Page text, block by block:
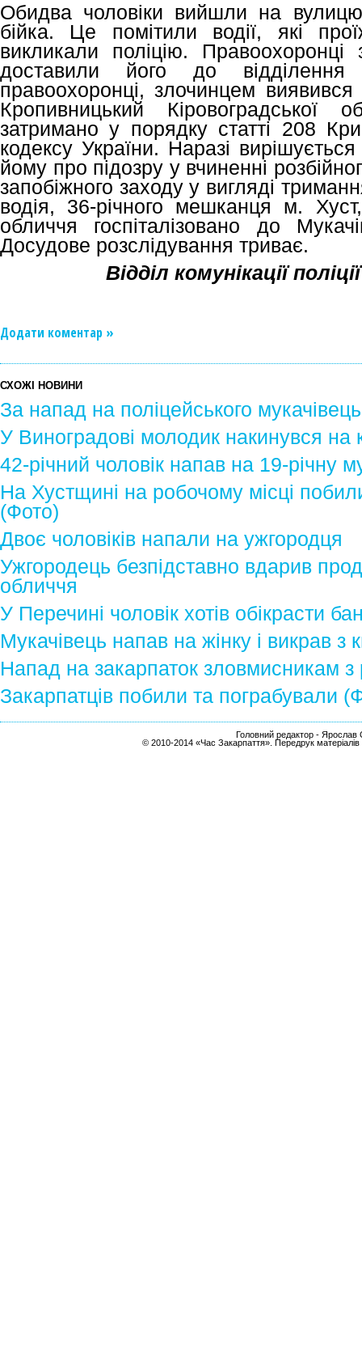
Обидва чоловіки вийшли на
бійка. Це помітили водії, які
викликали поліцію.
доставили його до відділення
правоохоронці, злочинцем
Кропивницький Кіровоградської
затримано у порядку статті 208
кодексу України. Наразі
йому про підозру у вчиненні
запобіжного заходу у вигляді
водія, 36-річного мешканця м.
обличчя госпіталізовано до
Досудове розслідування триває.
Відділ комунікації
Додати коментар »
СХОЖІ НОВИНИ
За напад на поліцейcького
У Виноградові молодик накинувся на
42-річний чоловік напав на 19-річну
На Хустщині на робочому місці
(Фото)
Двоє чоловіків напали на ужгородця
Ужгородець безпідставно вдарив
обличчя
У Перечині чоловік хотів обікрасти
Мукачівець напав на жінку і викрав з
Напад на закарпаток зловмисникам з
Закарпатців побили та пограбували
Головний редактор - Ярослав
© 2010-2014 «Час Закарпаття». Передрук